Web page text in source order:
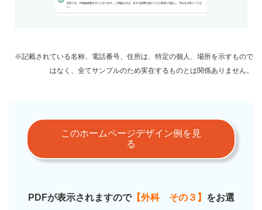
※記載されている名称、電話番号、住所は、特定の個人、場所を示すもので
はなく、全てサンプルのため実在するものとは関係ありません。
このホームページデザイン例を見
る
PDFが表示されますので【外科 その３】 をお選